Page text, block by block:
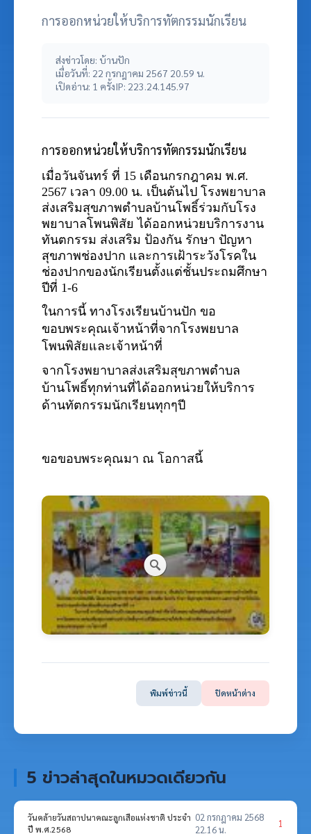
การออกหน่วยให้บริการทัตกรรมนักเรียน
ส่งข่าวโดย: บ้านปัก
เมื่อวันที่: 22 กรกฎาคม 2567 20.59 น.
เปิดอ่าน: 1 ครั้งIP: 223.24.145.97
การออกหน่วยให้บริการทัตกรรมนักเรียน
เมื่อวันจันทร์ ที่ 15 เดือนกรกฎาคม พ.ศ.
2567 เวลา 09.00 น. เป็นต้นไป โรงพยาบาล
ส่งเสริมสุขภาพตำบลบ้านโพธิ์ร่วมกับโรง
พยาบาลโพนพิสัย ได้ออกหน่วยบริการงาน
ทันตกรรม ส่งเสริม ป้องกัน รักษา ปัญหา
สุขภาพช่องปาก และการเฝ้าระวังโรคใน
ช่องปากของนักเรียนตั้งแต่ชั้นประถมศึกษา
ปีที่ 1-6
ในการนี้ ทางโรงเรียนบ้านปัก ขอ
ขอบพระคุณเจ้าหน้าที่จากโรงพยบาล
โพนพิสัยและเจ้าหน้าที่
จากโรงพยาบาลส่งเสริมสุขภาพตำบล
บ้านโพธิ์ทุกท่านที่ได้ออกหน่วยให้บริการ
ด้านทัตกรรมนักเรียนทุกๆปี
ขอขอบพระคุณมา ณ โอกาสนี้
พิมพ์ข่าวนี้ ปิดหน้าต่าง
5 ข่าวล่าสุดในหมวดเดียวกัน
วันคล้ายวันสถาปนาคณะลูกเสือแห่งชาติ ประจำ
ปี พ.ศ.2568
02 กรกฎาคม 2568
22.16 น.
1